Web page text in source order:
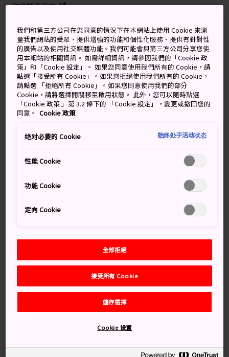
取得轉乘資訊
關鍵字 地圖
愉悅五感的薰衣草花海
富田農場井然有序、代表性的大片花田，是北海道
最迷
人的景點之一，也是夏季的一大旅遊勝地。不僅花田的景
讓空氣中充滿令人放鬆的香味。農場的花季為 4 月至 10
月期間，但農場知名薰衣草花田的最佳觀賞時節則是從 7
月初到月底。
萬勿錯過
在滿山遍野、色彩繽紛的彩虹花田前拍照
參觀蒸餾廠和香水工坊，深入瞭解薰衣草精油的
製作過程
薰衣草香皂、香包、花束等散發令人身心舒緩的
交通方式
我們和第三方公司在您同意的情況下在本網站上使用 Cookie 來測
量我們網站的受眾、提供增強的功能和個性化服務、提供有針對性
的廣告以及使用社交媒體功能。我們可能會與第三方公司分享您使
用本網站的相關資訊。 如需詳細資訊，請參閱我們的「Cookie 政
策」和「Cookie 設定」。 如果您同意使用我們所有的 Cookie，請
點選「接受所有 Cookie」。如果您拒絕使用我們所有的 Cookie，
請點選 「拒絕所有 Cookie」。如果您同意使用我們的部分
Cookie，請將選擇開關移至啟用狀態。 此外，您可以隨時點選
「Cookie 政策 」第 3.2 條下的 「Cookie 設定」，變更或撤回您的
同意。 Cookie 政策
绝对必要的 Cookie 始终处于活动状态
性能 Cookie
功能 Cookie
定向 Cookie
全部拒絕
接受所有 Cookie
儲存選擇
Cookie 设置